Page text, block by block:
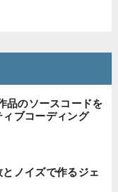
品のソースコードを
ブコーディング
ノイズで作るジェ